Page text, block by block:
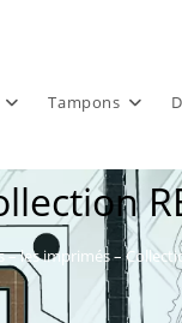
Tampons
les imprimés –